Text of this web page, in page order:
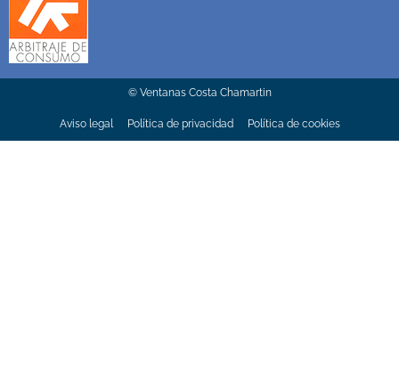
© Ventanas Costa Chamartin
Aviso legal Política de privacidad Política de cookies